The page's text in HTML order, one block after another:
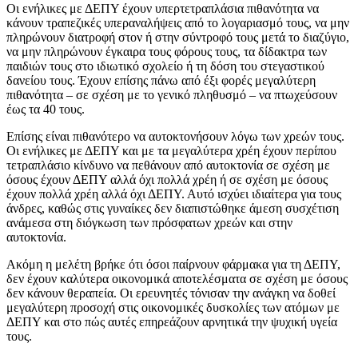
Οι ενήλικες με ΔΕΠΥ έχουν υπερτετραπλάσια πιθανότητα να
κάνουν τραπεζικές υπεραναλήψεις από το λογαριασμό τους, να μην
πληρώνουν διατροφή στον ή στην σύντροφό τους μετά το διαζύγιο,
να μην πληρώνουν έγκαιρα τους φόρους τους, τα δίδακτρα των
παιδιών τους στο ιδιωτικό σχολείο ή τη δόση του στεγαστικού
δανείου τους. Έχουν επίσης πάνω από έξι φορές μεγαλύτερη
πιθανότητα – σε σχέση με το γενικό πληθυσμό – να πτωχεύσουν
έως τα 40 τους.
Επίσης είναι πιθανότερο να αυτοκτονήσουν λόγω των χρεών τους.
Οι ενήλικες με ΔΕΠΥ και με τα μεγαλύτερα χρέη έχουν περίπου
τετραπλάσιο κίνδυνο να πεθάνουν από αυτοκτονία σε σχέση με
όσους έχουν ΔΕΠΥ αλλά όχι πολλά χρέη ή σε σχέση με όσους
έχουν πολλά χρέη αλλά όχι ΔΕΠΥ. Αυτό ισχύει ιδιαίτερα για τους
άνδρες, καθώς στις γυναίκες δεν διαπιστώθηκε άμεση συσχέτιση
ανάμεσα στη διόγκωση των πρόσφατων χρεών και στην
αυτοκτονία.
Ακόμη η μελέτη βρήκε ότι όσοι παίρνουν φάρμακα για τη ΔΕΠΥ,
δεν έχουν καλύτερα οικονομικά αποτελέσματα σε σχέση με όσους
δεν κάνουν θεραπεία. Οι ερευνητές τόνισαν την ανάγκη να δοθεί
μεγαλύτερη προσοχή στις οικονομικές δυσκολίες των ατόμων με
ΔΕΠΥ και στο πώς αυτές επηρεάζουν αρνητικά την ψυχική υγεία
τους.